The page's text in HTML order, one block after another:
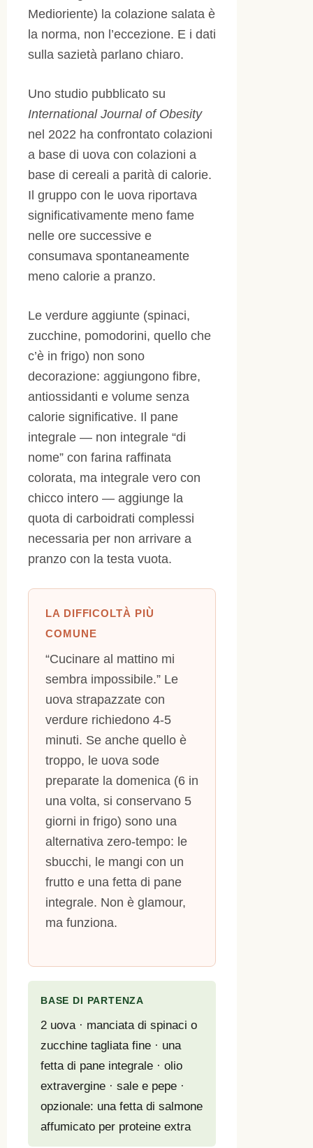
Medioriente) la colazione salata è
la norma, non l’eccezione. E i dati
sulla sazietà parlano chiaro.
Uno studio pubblicato su
International Journal of Obesity
nel 2022 ha confrontato colazioni
a base di uova con colazioni a
base di cereali a parità di calorie.
Il gruppo con le uova riportava
significativamente meno fame
nelle ore successive e
consumava spontaneamente
meno calorie a pranzo.
Le verdure aggiunte (spinaci,
zucchine, pomodorini, quello che
c’è in frigo) non sono
decorazione: aggiungono fibre,
antiossidanti e volume senza
calorie significative. Il pane
integrale — non integrale “di
nome” con farina raffinata
colorata, ma integrale vero con
chicco intero — aggiunge la
quota di carboidrati complessi
necessaria per non arrivare a
pranzo con la testa vuota.
LA DIFFICOLTÀ PIÙ
COMUNE
“Cucinare al mattino mi
sembra impossibile.” Le
uova strapazzate con
verdure richiedono 4-5
minuti. Se anche quello è
troppo, le uova sode
preparate la domenica (6 in
una volta, si conservano 5
giorni in frigo) sono una
alternativa zero-tempo: le
sbucchi, le mangi con un
frutto e una fetta di pane
integrale. Non è glamour,
ma funziona.
BASE DI PARTENZA
2 uova · manciata di spinaci o
zucchine tagliata fine · una
fetta di pane integrale · olio
extravergine · sale e pepe ·
opzionale: una fetta di salmone
affumicato per proteine extra